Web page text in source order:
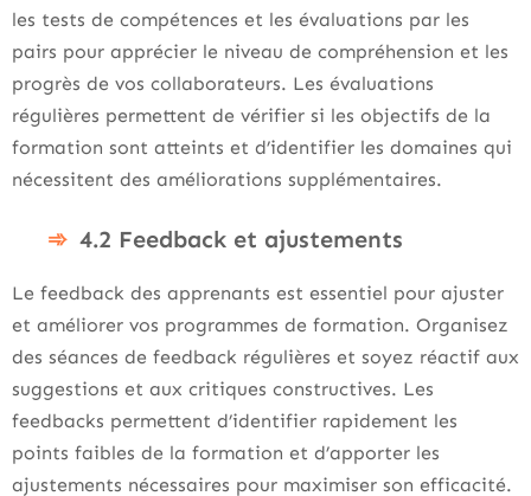
les tests de compétences et les évaluations par les
pairs pour apprécier le niveau de compréhension et les
progrès de vos collaborateurs. Les évaluations
régulières permettent de vérifier si les objectifs de la
formation sont atteints et d’identifier les domaines qui
nécessitent des améliorations supplémentaires.
4.2 Feedback et ajustements
Le feedback des apprenants est essentiel pour ajuster
et améliorer vos programmes de formation. Organisez
des séances de feedback régulières et soyez réactif aux
suggestions et aux critiques constructives. Les
feedbacks permettent d’identifier rapidement les
points faibles de la formation et d’apporter les
ajustements nécessaires pour maximiser son efficacité.